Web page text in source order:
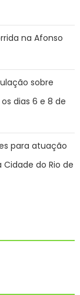
na Afonso
sobre
dias 6 e 8 de
para atuação
do Rio de